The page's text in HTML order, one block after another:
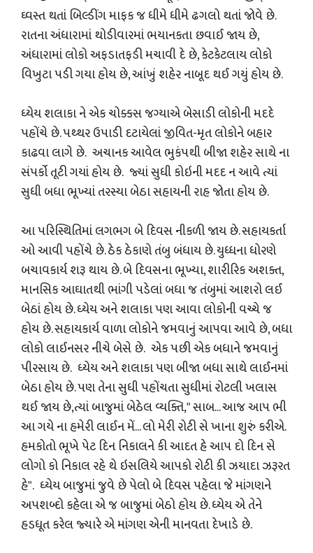
ઘ્વસ્ત થતાં બિલ્ડીંગ માફક જ ધીમે ધીમે ઢગલો થતાં જોવે છે.
રાતના અંધારામાં થોડીવારમાં ભયાનકતા છવાઈ જાય છે,
અંધારામાં લોકો અફડાતફડી મચાવી દે છે, કેટકેટલાય લોકો
વિખુટા પડી ગયા હોય છે, આંખું શહેર નાબૂદ થઈ ગયું હોય છે.
ધ્યેય શલાકા ને એક ચોક્કસ જગ્યાએ બેસાડી લોકોની મદદે
પહોંચે છે. પથ્થર ઉપાડી દટાયેલાં જીવિત-મૃત લોકોને બહાર
કાઢવા લાગે છે. અચાનક આવેલ ભુકંપથી બીજા શહેર સાથે ના
સંપર્કો તૂટી ગયાં હોય છે. જ્યાં સુધી કોઇની મદદ ન આવે ત્યાં
સુધી બધા ભૂખ્યાં તરસ્યા બેઠા સહાયની રાહ જોતા હોય છે.
આ પરિસ્થિતિમાં લગભગ બે દિવસ નીકળી જાય છે. સહાયકર્તા
ઓ આવી પહોંચે છે. ઠેક ઠેકાણે તંબુ બંધાય છે. યુધ્ધના ધોરણે
બચાવકાર્ય શરૂ થાય છે. બે દિવસના ભૂખ્યા, શારીરિક અશક્ત,
માનસિક આઘાતથી ભાંગી પડેલાં બધા જ તંબુમાં આશરો લઈ
બેઠાં હોય છે. ધ્યેય અને શલાકા પણ આવા લોકોની વચ્ચે જ
હોય છે. સહાયકાર્ય વાળા લોકોને જમવાનું આપવા આવે છે, બધા
લોકો લાઈનસર નીચે બેસે છે. એક પછી એક બધાને જમવાનું
પીરસાય છે. ધ્યેય અને શલાકા પણ બીજા બધા સાથે લાઈનમાં
બેઠા હોય છે. પણ તેના સુધી પહોંચતા સુધીમાં રોટલી ખલાસ
થઈ જાય છે,ત્યાં બાજુમાં બેઠેલ વ્યક્તિ," સાબ... આજ આપ ભી
આ ગયે ના હમેરી લાઈન મેં... લો મેરી રોટી સે ખાના શુરું કરીએ.
હમકોતો ભૂખે પેટ દિન નિકાલને કી આદત હે આપ દો દિન સે
લોગો કો નિકાલ રહે થે ઇસલિયે આપકો રોટી કી ઝયાદા ઝરૂરત
હે". ધ્યેય બાજુમાં જુવે છે પેલો બે દિવસ પહેલા જે માંગણને
અપશબ્દો કહેલા એ જ બાજુમાં બેઠો હોય છે. ધ્યેય એ તેને
હડધૂત કરેલ જ્યારે એ માંગણ એની માનવતા દેખાડે છે.